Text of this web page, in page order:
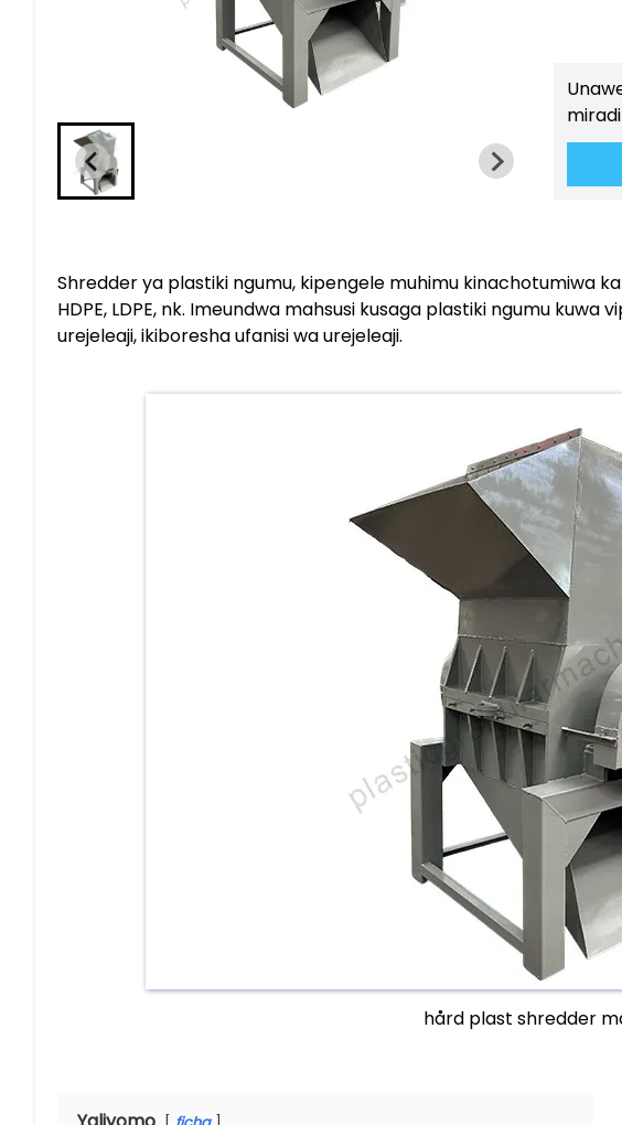
Shredder ya plastiki ngumu, kipengele muhimu kinachotumiwa
HDPE, LDPE, nk. Imeundwa mahsusi kusaga plastiki ngumu
urejeleaji, ikiboresha ufanisi wa urejeleaji.
hård plast shredder